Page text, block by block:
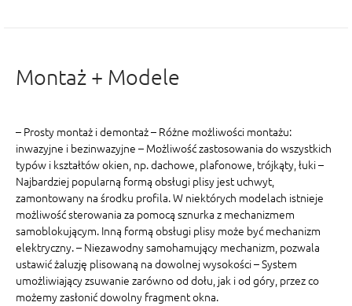
Montaż + Modele
– Prosty montaż i demontaż – Różne możliwości montażu:
inwazyjne i bezinwazyjne – Możliwość zastosowania do wszystkich
typów i kształtów okien, np. dachowe, plafonowe, trójkąty, łuki –
Najbardziej popularną formą obsługi plisy jest uchwyt,
zamontowany na środku profila. W niektórych modelach istnieje
możliwość sterowania za pomocą sznurka z mechanizmem
samoblokującym. Inną formą obsługi plisy może być mechanizm
elektryczny. – Niezawodny samohamujący mechanizm, pozwala
ustawić żaluzję plisowaną na dowolnej wysokości – System
umożliwiający zsuwanie zarówno od dołu, jak i od góry, przez co
możemy zasłonić dowolny fragment okna.